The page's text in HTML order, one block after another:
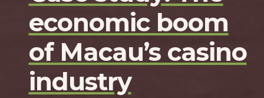
economic boom
of Macau’s casino
industry